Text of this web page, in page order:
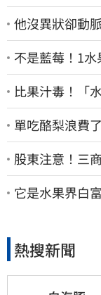
他沒異狀卻動
不是藍莓！1
比果汁毒！「
單吃酪梨浪費
股東注意！三
名千張大戶
它是水果界白
熱搜新聞